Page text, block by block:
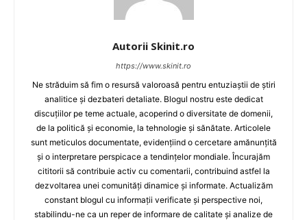
Autorii Skinit.ro
https://www.skinit.ro
Ne străduim să fim o resursă valoroasă pentru entuziaștii de știri
analitice și dezbateri detaliate. Blogul nostru este dedicat
discuțiilor pe teme actuale, acoperind o diversitate de domenii,
de la politică și economie, la tehnologie și sănătate. Articolele
sunt meticulos documentate, evidențiind o cercetare amănunțită
și o interpretare perspicace a tendințelor mondiale. Încurajăm
cititorii să contribuie activ cu comentarii, contribuind astfel la
dezvoltarea unei comunități dinamice și informate. Actualizăm
constant blogul cu informații verificate și perspective noi,
stabilindu-ne ca un reper de informare de calitate și analize de